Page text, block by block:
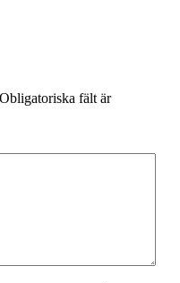
Obligatoriska fält är